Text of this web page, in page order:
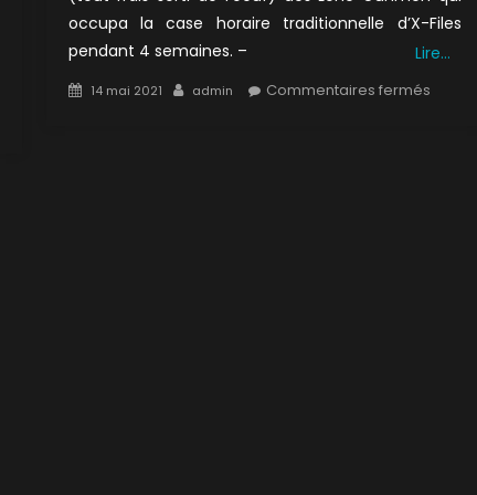
occupa la case horaire traditionnelle d’X-Files
pendant 4 semaines. –
Lire…
Posted
14 mai 2021 Author
admin Commentaires ferméssur